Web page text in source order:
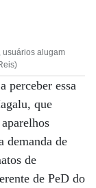
usuários alugam
perceber essa
que
demanda de
de
de PeD do